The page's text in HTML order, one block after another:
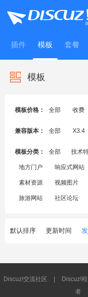
插件 模板 套餐
WitFrame
模板
模板价格： 全部 收费
兼容版本： 全部 X3.4
模板分类： 全部 技术
地方门户 响应式网站
素材资源 视频图片
旅游网站 社区论坛
默认排序 更新时间
Discuz!交流社区 Discuz!
者